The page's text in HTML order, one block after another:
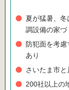
夏が猛暑、
調設備の家づ
防犯面を考
あり
さいたま市
200社以上の